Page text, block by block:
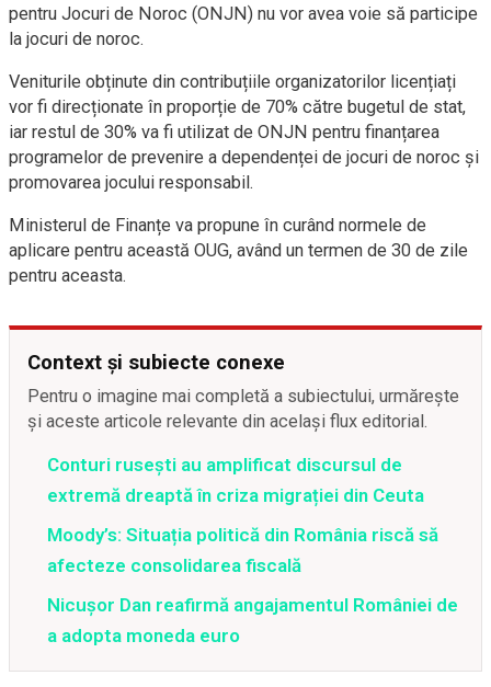
pentru Jocuri de Noroc (ONJN) nu vor avea voie să participe
la jocuri de noroc.
Veniturile obținute din contribuțiile organizatorilor licențiați
vor fi direcționate în proporție de 70% către bugetul de stat,
iar restul de 30% va fi utilizat de ONJN pentru finanțarea
programelor de prevenire a dependenței de jocuri de noroc și
promovarea jocului responsabil.
Ministerul de Finanțe va propune în curând normele de
aplicare pentru această OUG, având un termen de 30 de zile
pentru aceasta.
Context și subiecte conexe
Pentru o imagine mai completă a subiectului, urmărește
și aceste articole relevante din același flux editorial.
Conturi rusești au amplificat discursul de
extremă dreaptă în criza migrației din Ceuta
Moody’s: Situația politică din România riscă să
afecteze consolidarea fiscală
Nicușor Dan reafirmă angajamentul României de
a adopta moneda euro